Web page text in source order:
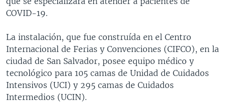
NOTA ECONÓMICA
Idiomas
COVID-19.
La instalación, que fue construída en el Centro
Internacional de Ferias y Convenciones (CIFCO), en la
ciudad de San Salvador, posee equipo médico y
tecnológico para 105 camas de Unidad de Cuidados
Intensivos (UCI) y 295 camas de Cuidados
Intermedios (UCIN).